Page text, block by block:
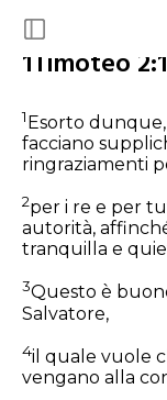
1Timoteo
1Esorto dunque,
facciano
ringraziamenti
2per i re e per
autorità,
tranquilla e
3Questo è
Salvatore,
4il quale vuole
vengano alla